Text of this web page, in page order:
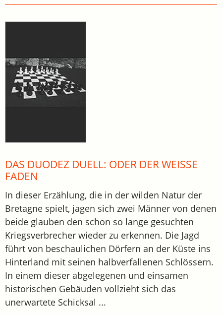
DAS DUODEZ DUELL: ODER DER WEISSE
FADEN
In dieser Erzählung, die in der wilden Natur der
Bretagne spielt, jagen sich zwei Männer von denen
beide glauben den schon so lange gesuchten
Kriegsverbrecher wieder zu erkennen. Die Jagd
führt von beschaulichen Dörfern an der Küste ins
Hinterland mit seinen halbverfallenen Schlössern.
In einem dieser abgelegenen und einsamen
historischen Gebäuden vollzieht sich das
unerwartete Schicksal ...